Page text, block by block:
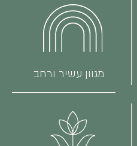
מגוון עשיר ורחב